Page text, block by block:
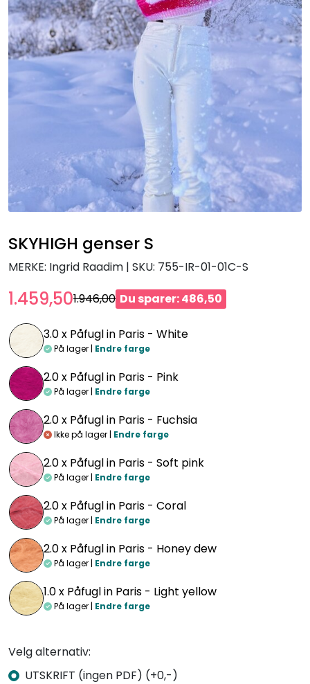
SKYHIGH genser S
MERKE: Ingrid Raadim | SKU: 755-IR-01-01C-S
1.459,501.946,00 Du sparer: 486,50
3.0 x Påfugl in Paris - White
På lager | Endre farge
2.0 x Påfugl in Paris - Pink
På lager | Endre farge
2.0 x Påfugl in Paris - Fuchsia
Ikke på lager | Endre farge
2.0 x Påfugl in Paris - Soft pink
På lager | Endre farge
2.0 x Påfugl in Paris - Coral
På lager | Endre farge
2.0 x Påfugl in Paris - Honey dew
På lager | Endre farge
1.0 x Påfugl in Paris - Light yellow
På lager | Endre farge
Velg alternativ:
UTSKRIFT (ingen PDF) (+0,-)